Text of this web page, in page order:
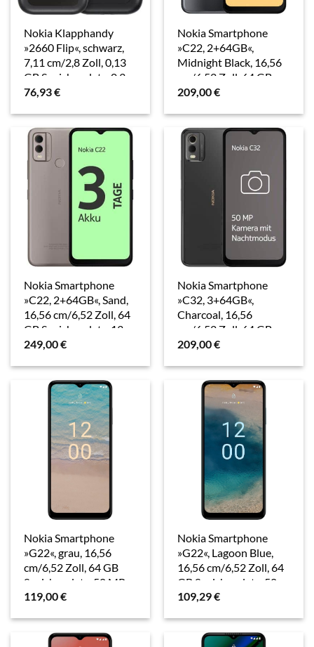
Nokia Klapphandy
»2660 Flip«, schwarz,
7,11 cm/2,8 Zoll, 0,13
GB Speicherplatz, 0,3
MP Kamera
76,93€
Nokia Smartphone
»C22, 2+64GB«,
Midnight Black, 16,56
cm/6,52 Zoll, 64 GB
Speicherplatz, 13 MP
209,00€
Nokia Smartphone
»C22, 2+64GB«, Sand,
16,56 cm/6,52 Zoll, 64
GB Speicherplatz, 13
MP Kamera
249,00€
Nokia Smartphone
»C32, 3+64GB«,
Charcoal, 16,56
cm/6,52 Zoll, 64 GB
Speicherplatz, 50 MP
209,00€
Nokia Smartphone
»G22«, grau, 16,56
cm/6,52 Zoll, 64 GB
Speicherplatz, 50 MP
Kamera
119,00€
Nokia Smartphone
»G22«, Lagoon Blue,
16,56 cm/6,52 Zoll, 64
GB Speicherplatz, 50
MP Kamera
109,29€